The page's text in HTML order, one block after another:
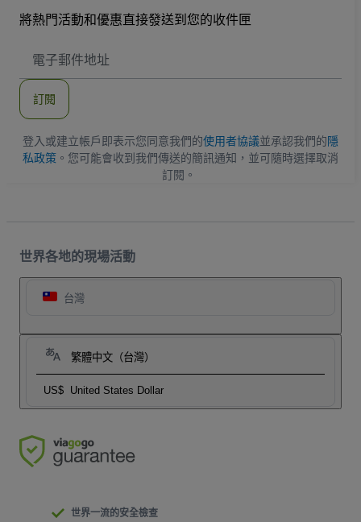
將熱門活動和優惠直接發送到您的收件匣
子
地
訂閱
登入或建立帳戶即表示您同意我們的使用者協議並承認我們的隱
私政策 。您可能會收到我們傳送的簡訊通知，並可隨時選擇取消
訂閱。
世界各地的現場活動
台灣
繁體中文（台灣）
US$ United States Dollar
世界一流的安全檢查